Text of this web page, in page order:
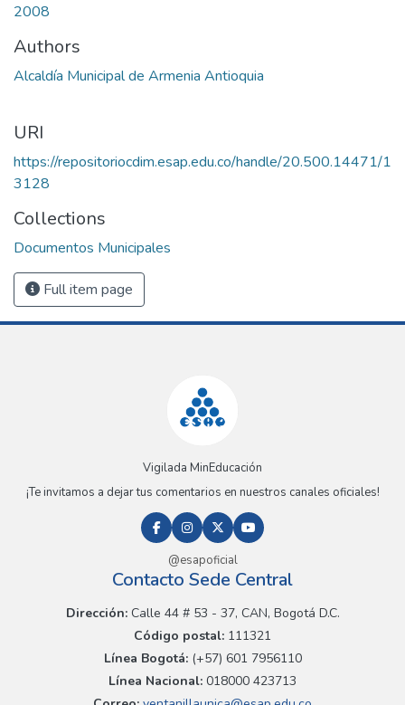
2008
Authors
Alcaldía Municipal de Armenia Antioquia
URI
https://repositoriocdim.esap.edu.co/handle/20.500.14471/1
3128
Collections
Documentos Municipales
Full item page
Vigilada MinEducación
¡Te invitamos a dejar tus comentarios en nuestros canales oficiales!
@esapoficial
Contacto Sede Central
Dirección:Calle 44 # 53 - 37, CAN, Bogotá D.C.
Código postal: 111321
Línea Bogotá:(+57) 601 7956110
Línea Nacional: 018000 423713